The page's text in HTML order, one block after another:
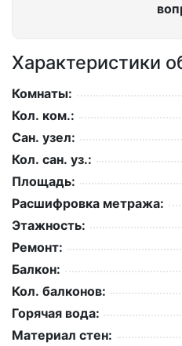
Характеристики
Комнаты:
Кол. ком.:
Сан. узел:
Кол. сан. уз.:
Площадь:
Расшифровка метража:
Этажность:
Ремонт:
Балкон:
Кол. балконов:
Горячая вода:
Материал стен: